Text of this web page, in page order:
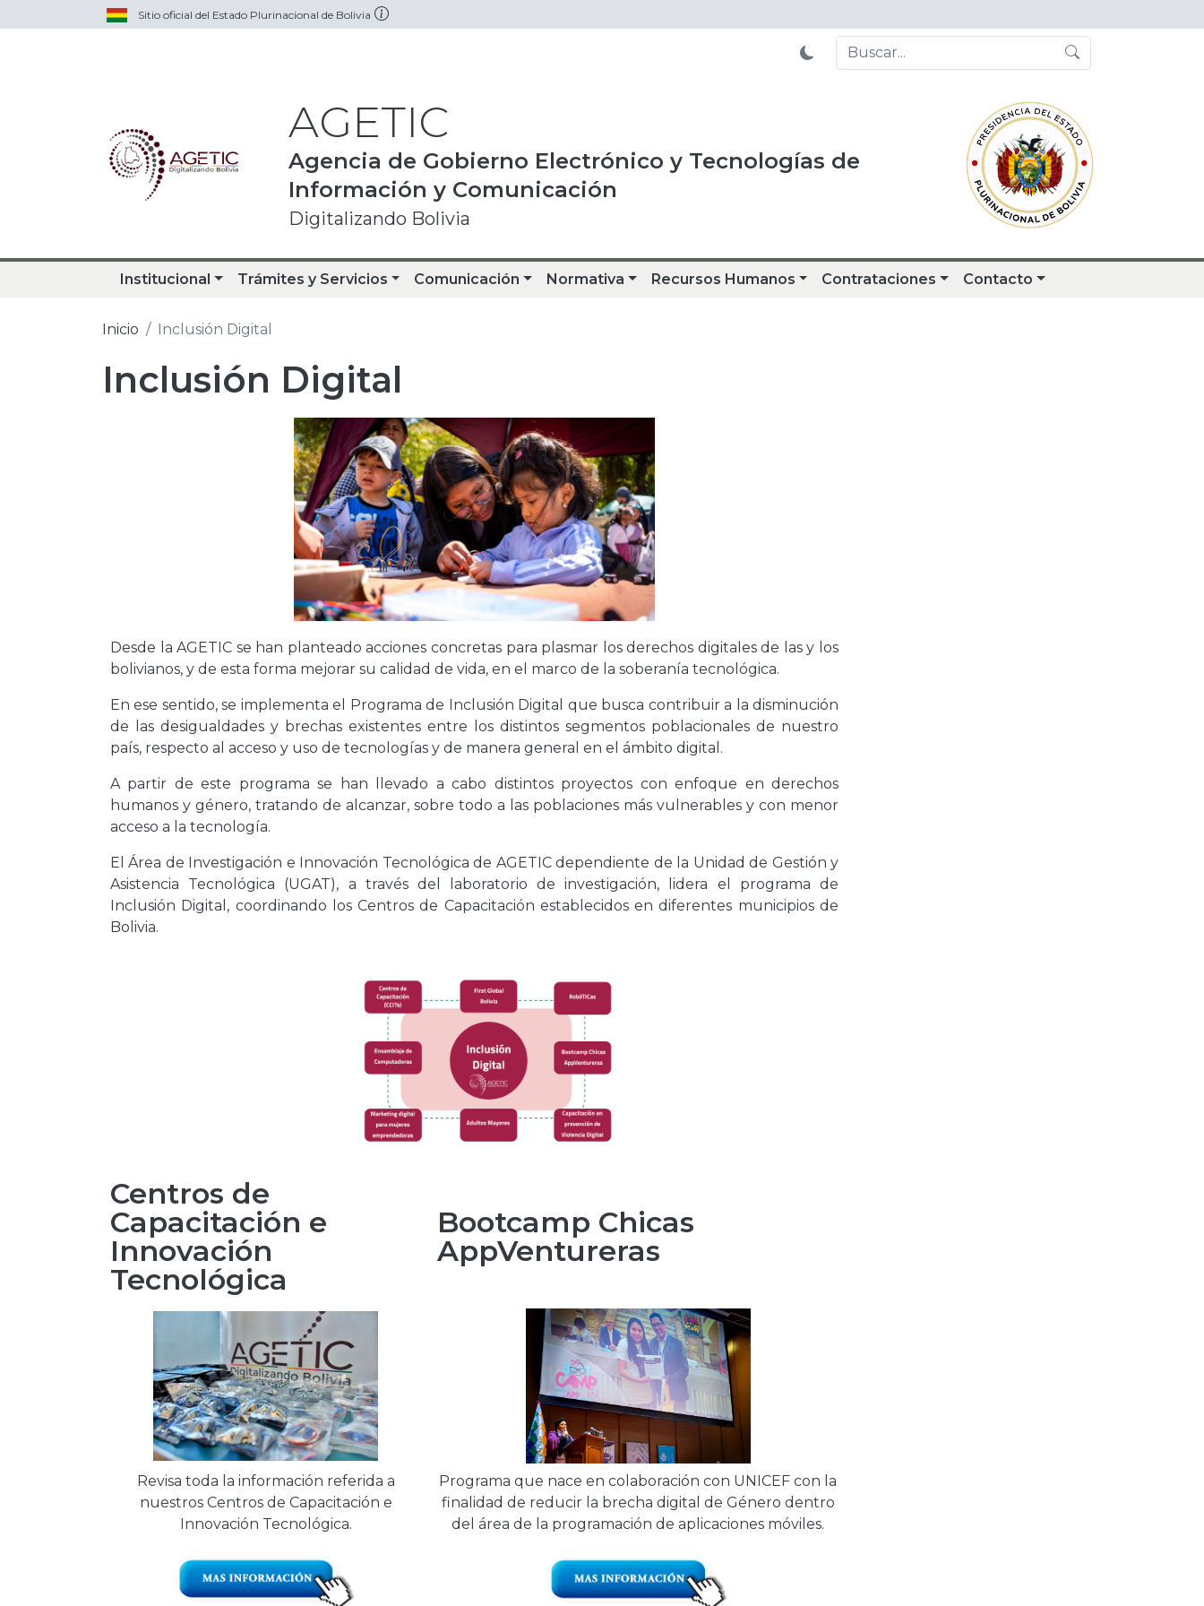
Pasar al contenido principalSitio oficial del Estado Plurinacional de Bolivia
AGETIC
Agencia de Gobierno Electrónico y Tecnologías de
Información y Comunicación
Digitalizando Bolivia
Institucional Trámites y Servicios Comunicación Normativa Recursos Humanos Contrataciones Contacto
Inicio Inclusión Digital
Inclusión Digital
Desde la AGETIC se han planteado acciones concretas para plasmar los derechos digitales de las y los
bolivianos, y de esta forma mejorar su calidad de vida, en el marco de la soberanía tecnológica.
En ese sentido, se implementa el Programa de Inclusión Digital que busca contribuir a la disminución
de las desigualdades y brechas existentes entre los distintos segmentos poblacionales de nuestro
país, respecto al acceso y uso de tecnologías y de manera general en el ámbito digital.
A partir de este programa se han llevado a cabo distintos proyectos con enfoque en derechos
humanos y género, tratando de alcanzar, sobre todo a las poblaciones más vulnerables y con menor
acceso a la tecnología.
El Área de Investigación e Innovación Tecnológica de AGETIC dependiente de la Unidad de Gestión y
Asistencia Tecnológica (UGAT), a través del laboratorio de investigación, lidera el programa de
Inclusión Digital, coordinando los Centros de Capacitación establecidos en diferentes municipios de
Bolivia.
Centros de
Capacitación e
Innovación
Tecnológica
Bootcamp Chicas
AppVentureras
Revisa toda la información referida a
nuestros Centros de Capacitación e
Innovación Tecnológica.
Programa que nace en colaboración con UNICEF con la
finalidad de reducir la brecha digital de Género dentro
del área de la programación de aplicaciones móviles.